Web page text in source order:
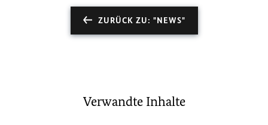
ZURÜCK ZU: "NEWS"
Verwandte Inhalte